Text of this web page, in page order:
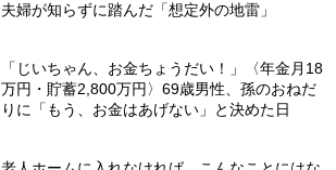
夫婦が知らずに踏んだ「想定外の地雷」
「じいちゃん、お金ちょうだい！」〈年金月18
万円・貯蓄2,800万円〉69歳男性、孫のおねだ
りに「もう、お金はあげない」と決めた日